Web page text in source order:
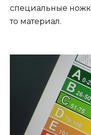
специальные
то материал.